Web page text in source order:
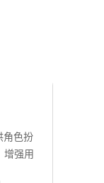
角色扮
增强用